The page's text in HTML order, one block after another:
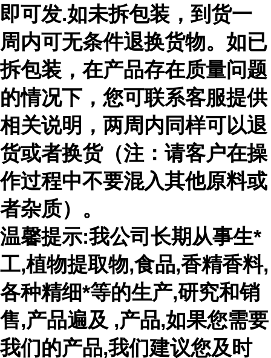
即可发.如未拆包装，到货一
周内可无条件退换货物。如已
拆包装，在产品存在质量问题
的情况下，您可联系客服提供
相关说明，两周内同样可以退
货或者换货（注：请客户在操
作过程中不要混入其他原料或
者杂质）。
温馨提示:我公司长期从事生*
工,植物提取物,食品,香精香料,
各种精细*等的生产,研究和销
售,产品遍及 ,产品,如果您需要
我们的产品,我们建议您及时